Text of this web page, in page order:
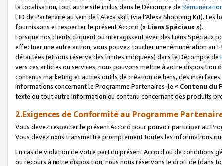
la localisation, tout autre site inclus dans le Décompte de
l'ID de Partenaire au sein de l'Alexa skill (via l'Alexa Shopping Kit).
fournissons et respecter le présent Accord (« Liens Spéciaux»).
Lorsque nos clients cliquent ou interagissent avec des Liens Spéciaux
effectuer une autre action, vous pouvez toucher une rémunération
détaillées (et sous réserve des limites indiquées) dans le Décompte de
vers ces articles ou services, nous pouvons mettre à votre disposition
contenus marketing et autres outils de création de liens, des
informations concernant le Programme Partenaires (le « Contenu du
texte ou tout autre information ou contenu concernant des produits
2.Exigences de Conformité au Programme
Vous devez respecter le présent Accord pour pouvoir participer au
Vous devez nous transmettre promptement toutes les informations
En cas de violation de votre part du présent Accord ou de conditions
ou recours à notre disposition, nous nous réservons le droit de (dans